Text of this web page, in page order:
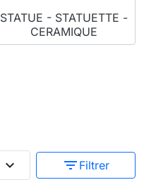
STATUE - STATUETTE -
CERAMIQUE
expand_more filter_list Filtrer